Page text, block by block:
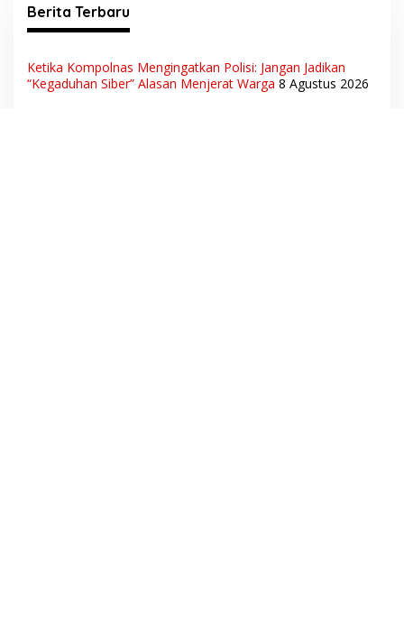
Berita Terbaru
Ketika Kompolnas Mengingatkan Polisi: Jangan Jadikan
“Kegaduhan Siber” Alasan Menjerat Warga 8 Agustus 2026